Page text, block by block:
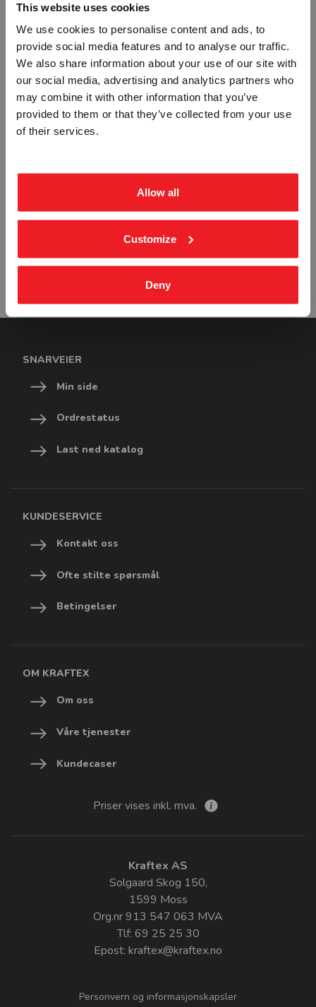
This website uses cookies
We use cookies to personalise content and ads, to
provide social media features and to analyse our traffic.
We also share information about your use of our site with
our social media, advertising and analytics partners who
may combine it with other information that you’ve
provided to them or that they’ve collected from your use
of their services.
Allow all
Customize
Deny
SECURITY NOTICE - ETTERLYSENDE
PVC SKILT
IMO-846
Fra kr 1 263,75
SECURITY NOCTICE -
ETTERLYSENDE PVC SKILT
IMO-851
Frakr 1 890,00
WARNING DANGEROUS CARGO,
DO NOT THROW GARBAGE
SNARVEIER
Min side
Ordrestatus
Last ned katalog
KUNDESERVICE
Kontakt oss
Ofte stilte spørsmål
Betingelser
OM KRAFTEX
Om oss
Våre tjenester
Kundecaser
Priser vises inkl. mva.
Kraftex AS
Solgaard Skog 150,
1599 Moss
Org.nr 913 547 063 MVA
Tlf: 69 25 25 30
Epost: kraftex@kraftex.no
Personvern og informasjonskapsler
Vennligst velg portal
BEDRIFT PRIVAT